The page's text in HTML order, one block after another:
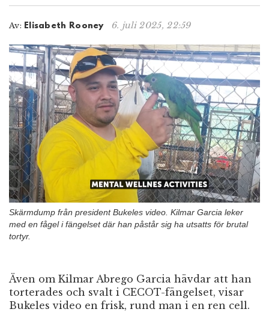
i
o
Av: Elisabeth Rooney 6. juli 2025, 22:59
Skärmdump från president Bukeles video. Kilmar Garcia leker
med en fågel i fängelset där han påstår sig ha utsatts för brutal
tortyr.
Även om Kilmar Abrego Garcia hävdar att han
torterades och svalt i CECOT-fängelset, visar
Bukeles video en frisk, rund man i en ren cell.